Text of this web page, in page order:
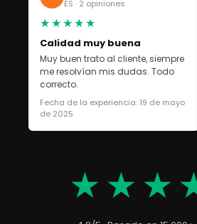
ES · 2 opiniones
★★★★★
Calidad muy buena
Muy buen trato al cliente, siempre
me resolvían mis dudas. Todo
correcto.
Fecha de la experiencia: 19 de mayo
de 2025